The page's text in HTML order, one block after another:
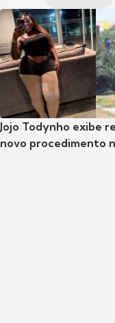
Jojo Todynho exibe
novo procedimento